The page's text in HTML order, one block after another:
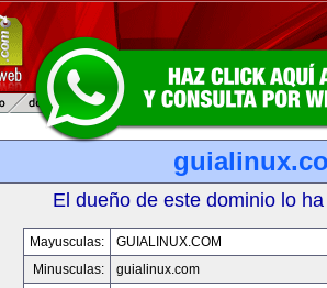
El dueño de este dominio lo
Mayusculas:
GUIALINUX.COM
Minusculas:
guialinux.com